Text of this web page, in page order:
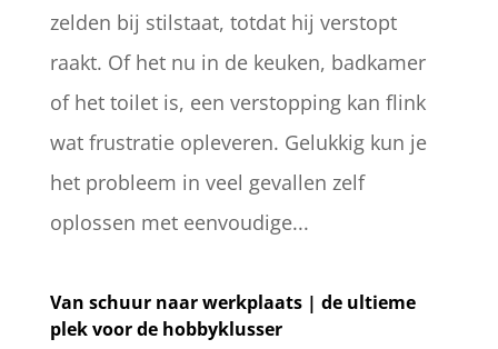
zelden bij stilstaat, totdat hij verstopt
raakt. Of het nu in de keuken, badkamer
of het toilet is, een verstopping kan flink
wat frustratie opleveren. Gelukkig kun je
het probleem in veel gevallen zelf
oplossen met eenvoudige...
Van schuur naar werkplaats | de ultieme
plek voor de hobbyklusser